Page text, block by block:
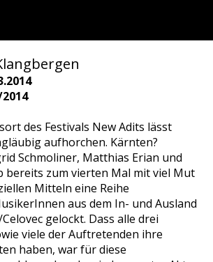
des Festivals New Adits lässt
aufhorchen. Kärnten?
Schmoliner, Matthias Erian und
bereits zum vierten Mal mit viel Mut
Mitteln eine Reihe
aus dem In- und Ausland
gelockt. Dass alle drei
viele der Auftretenden ihre
haben, war für diese